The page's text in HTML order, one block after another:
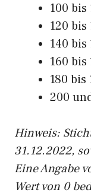
100 bis
120 bis
140 bis
160 bis
180
200
Hinweis:
31.12.2022,
Eine Angabe
Wert von 0